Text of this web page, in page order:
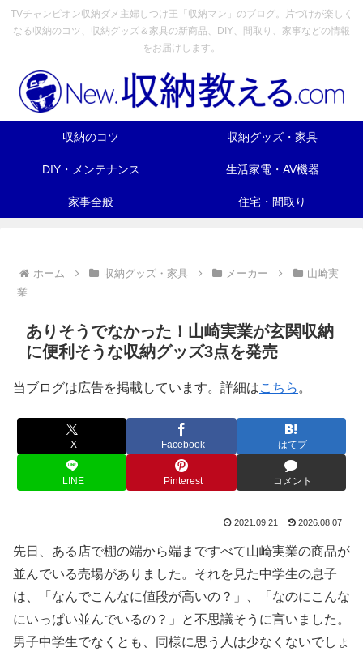
TVチャンピオン収納ダメ主婦しつけ王「収納マン」のブログ。片づけが楽しく
なる収納のコツ、収納グッズ＆家具の新商品、DIY、間取り、家事などの情報
をお届けします。
収納のコツ 収納グッズ・家具
DIY・メンテナンス 生活家電・AV機器
家事全般 住宅・間取り
ホーム 収納グッズ・家具 メーカー
山崎実
業
ありそうでなかった！山崎実業が玄関収納
に便利そうな収納グッズ3点を発売
当ブログは広告を掲載しています。詳細はこちら 。
X Facebook はてブ
LINE Pinterest コメント
2021.09.21 2026.08.07
先日、ある店で棚の端から端まですべて山崎実業の商品が
並んでいる売場がありました。それを見た中学生の息子
は、「なんでこんなに値段が高いの？」、「なのにこんな
にいっぱい並んでいるの？」と不思議そうに言いました。
男子中学生でなくとも、同様に思う人は少なくないでしょ